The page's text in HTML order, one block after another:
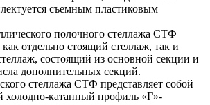
съемным пластиковым
полочного стеллажа СТФ
как отдельно стоящий стеллаж, так и
состоящий из основной секции и
дополнительных секций.
стеллажа СТФ представляет собой
катанный профиль «Г»-